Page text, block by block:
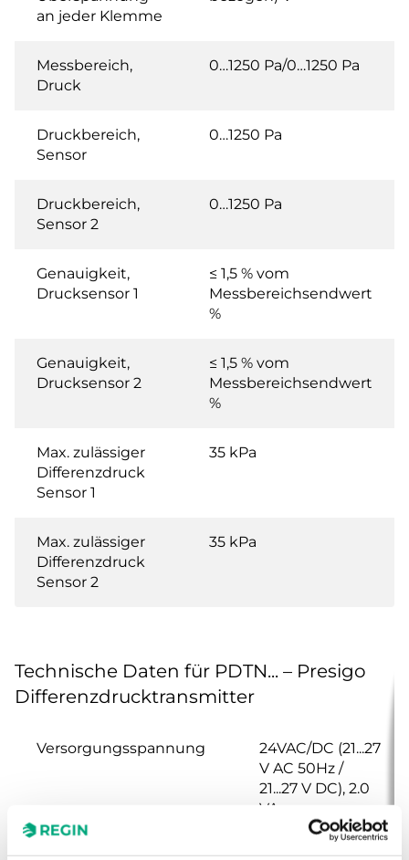
an jeder Klemme
Messbereich,
Druck
0…1250 Pa/0…1250 Pa
Druckbereich,
Sensor
0…1250 Pa
Druckbereich,
Sensor 2
0…1250 Pa
Genauigkeit,
Drucksensor 1
≤ 1,5 % vom
Messbereichsendwert
%
Genauigkeit,
Drucksensor 2
≤ 1,5 % vom
Messbereichsendwert
%
Max. zulässiger
Differenzdruck
Sensor 1
35 kPa
Max. zulässiger
Differenzdruck
Sensor 2
35 kPa
Technische Daten für PDTN... – Presigo
Differenzdrucktransmitter
Versorgungsspannung
24VAC/DC (21...27
V AC 50Hz /
21...27 V DC), 2.0
VA